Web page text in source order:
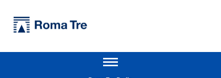
Prof.ssa MONICA DE SETA insegnamenti - Università Roma Tre
Apri il menu secondario